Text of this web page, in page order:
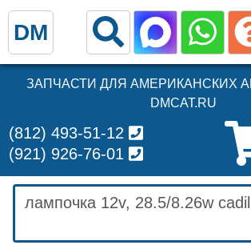
ЗАПЧАСТИ ДЛЯ АМЕРИКАНСКИХ
DMCAT.RU
(812) 493-51-12
(921) 926-76-01
DM